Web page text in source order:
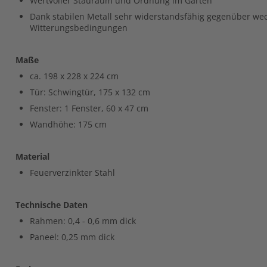
Dank stabilen Metall sehr widerstandsfähig gegenüber
Witterungsbedingungen
Maße
ca. 198 x 228 x 224 cm
Tür: Schwingtür, 175 x 132 cm
Fenster: 1 Fenster, 60 x 47 cm
Wandhöhe: 175 cm
Material
Feuerverzinkter Stahl
Technische Daten
Rahmen: 0,4 - 0,6 mm dick
Paneel: 0,25 mm dick